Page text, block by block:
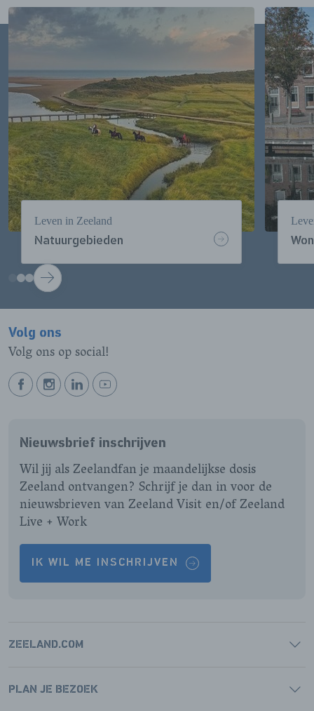
Natuurgebieden
Leven in Zeeland
VOLGENDE
Volg ons
Volg ons op social!
BEKIJK
PAGINA
BEKIJK
PAGINA
BEKIJK
PAGINA
BEKIJK
PAGINA
Nieuwsbrief inschrijven
Wil jij als Zeelandfan je maandelijkse dosis
Zeeland ontvangen? Schrijf je dan in voor de
nieuwsbrieven van Zeeland Visit en/of Zeeland
Live + Work
IK WIL ME INSCHRIJVEN
ZEELAND.COM
PLAN JE BEZOEK